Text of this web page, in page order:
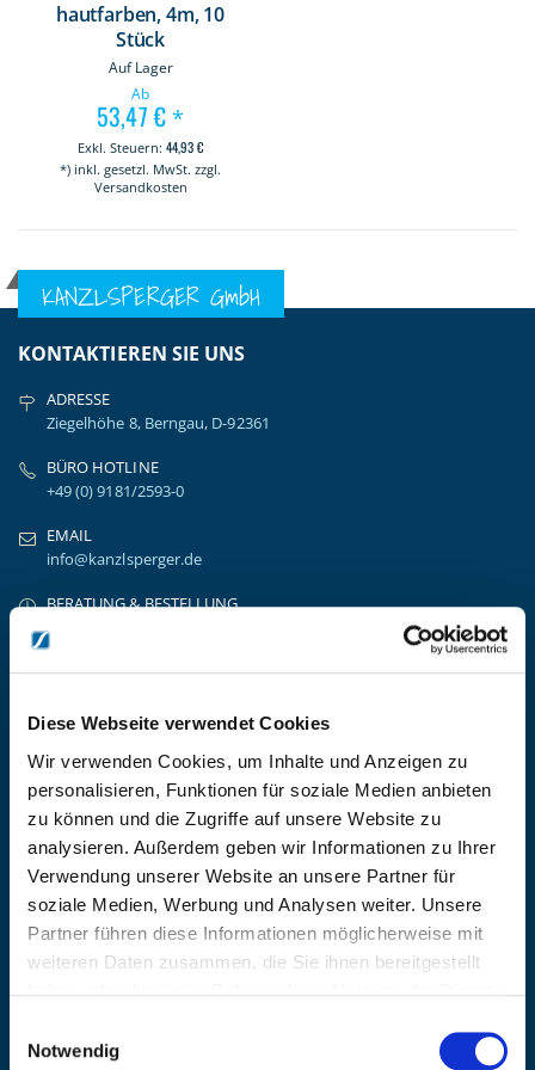
Diese Webseite verwendet Cookies
Wir verwenden Cookies, um Inhalte und Anzeigen zu
personalisieren, Funktionen für soziale Medien anbieten
zu können und die Zugriffe auf unsere Website zu
analysieren. Außerdem geben wir Informationen zu Ihrer
Verwendung unserer Website an unsere Partner für
soziale Medien, Werbung und Analysen weiter. Unsere
Partner führen diese Informationen möglicherweise mit
weiteren Daten zusammen, die Sie ihnen bereitgestellt
Notwendig
hautfarben, 4m, 10
Stück
Auf Lager
Ab
53,47 €*
44,93 €
*) inkl. gesetzl. MwSt. zzgl.
Versandkosten
KANZLSPERGER GmbH
KONTAKTIEREN SIE UNS
ADRESSE
Ziegelhöhe 8, Berngau, D-92361
BÜRO HOTLINE
+49 (0) 9181/2593-0
EMAIL
info@kanzlsperger.de
BERATUNG & BESTELLUNG
Montag – Donnerstag: 08:00 – 17:00
Freitag: 08:00 - 16:00
UNTERNEHMEN
Über Kanzlsperger
AGB nebst Kundeninformationen
Impressum
INFORMATIONEN
Preisvorschlag erstellen
Versandkosten & Lieferinformationen
Zahlungsbedingungen
Datenschutzerklärung
BLEIBE AUF DEM LAUFENDEN